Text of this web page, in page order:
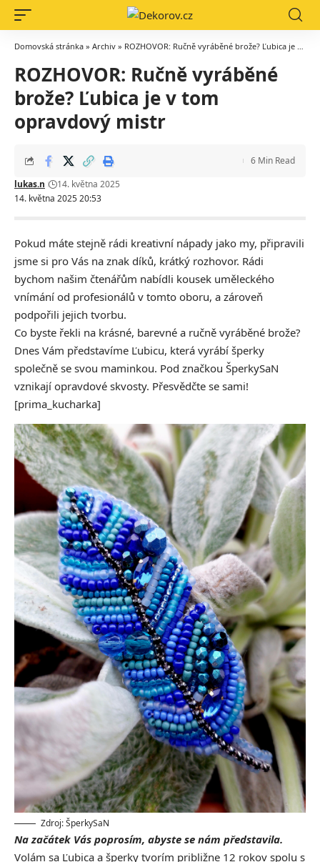
Domovská stránka » Archiv » ROZHOVOR: Ručně vyráběné brože? Ľubica je v tom opravdový mistr
ROZHOVOR: Ručně vyráběné
brože? Ľubica je v tom
opravdový mistr
14. května 2025 20:53
lukas.n 14. května 2025
6 Min Read
Pokud máte stejně rádi kreativní nápady jako my, připravili
jsme si pro Vás na znak díků, krátký rozhovor. Rádi
bychom našim čtenářům nabídli kousek uměleckého
vnímání od profesionálů v tomto oboru, a zároveň
podpořili jejich tvorbu.
Co byste řekli na krásné, barevné a ručně vyráběné brože?
Dnes Vám představíme Ľubicu, která vyrábí šperky
společně se svou maminkou. Pod značkou ŠperkySaN
vznikají opravdové skvosty. Přesvědčte se sami!
[prima_kucharka]
Zdroj: ŠperkySaN
Na začátek Vás poprosím, abyste se nám představila.
Volám sa Ľubica a šperky tvorím približne 12 rokov spolu s